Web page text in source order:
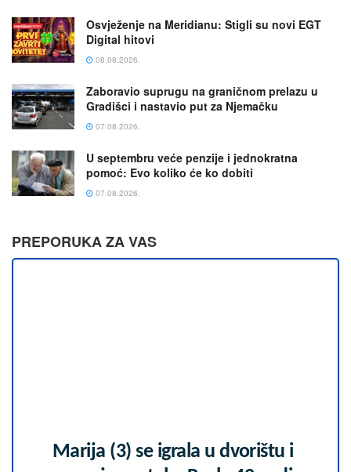
Osvježenje na Meridianu: Stigli su novi EGT
Digital hitovi
08.08.2026.
Zaboravio suprugu na graničnom prelazu u
Gradišci i nastavio put za Njemačku
07.08.2026.
U septembru veće penzije i jednokratna
pomoć: Evo koliko će ko dobiti
07.08.2026.
PREPORUKA ZA VAS
Marija (3) se igrala u dvorištu i